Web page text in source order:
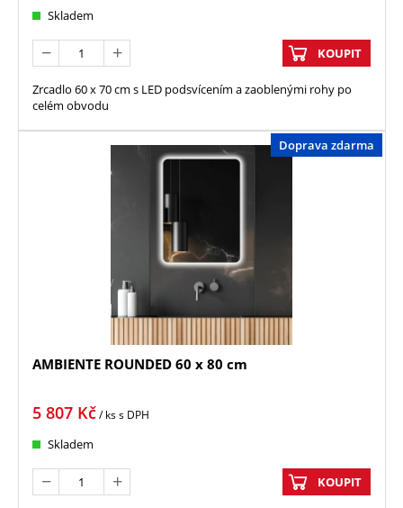
Skladem
KOUPIT
Zrcadlo 60 x 70 cm s LED podsvícením a zaoblenými rohy po
celém obvodu
Doprava zdarma
AMBIENTE ROUNDED 60 x 80 cm
5 807 Kč/ kss DPH
Skladem
KOUPIT